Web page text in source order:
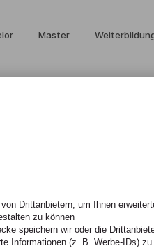
Master
Drittanbietern, um Ihnen
zu können
speichern wir oder die
Informationen (z. B. Werbe-IDs) zu.